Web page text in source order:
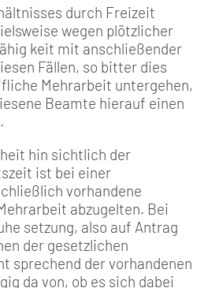
durch Freizeit
wegen plötzli­cher
keit mit anschließender
Fällen, so bitter dies
Mehrarbeit untergehen,
Beamte hierauf einen
hin­ sichtlich der
ist bei einer
vorhandene
abzugelten. Bei
setzung, also auf Antrag
der gesetz­lichen
sprechend der vorhandenen
da­ von, ob es sich dabei